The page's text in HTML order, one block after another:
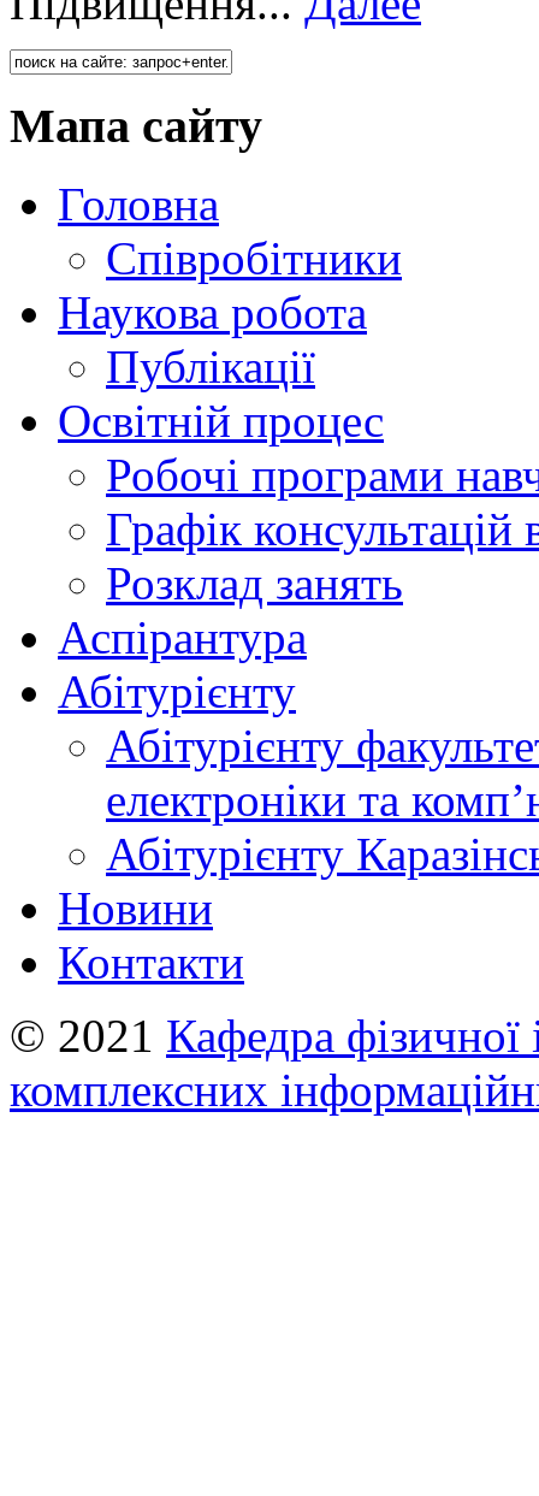
Мапа сайту
Головна
Співробітники
Наукова робота
Публікації
Освітній процес
Робочі програми
Графік консультацій
Розклад занять
Аспірантура
Абітурієнту
Абітурієнту
електроніки та
Абітурієнту
Новини
Контакти
© 2021 Кафедра фізичної
комплексних